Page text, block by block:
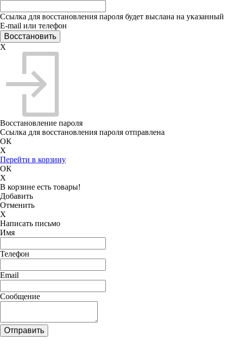
Ссылка для восстановления пароля будет выслана на указанный
E-mail или телефон
X
Восстановление пароля
Ссылка для восстановления пароля отправлена
ОК
X
Перейти в корзину
ОК
X
В корзине есть товары!
Добавить
Отменить
X
Написать письмо
Имя
Телефон
Email
Сообщение